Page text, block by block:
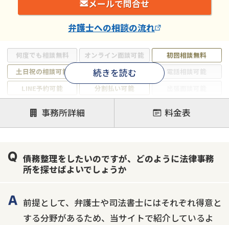
何度でも相談無料 オンライン面談可能
初回相談無料
土日祝の相談可能
19時以降電話可能
電話相談可能
LINE予約可能
分割払い可能
個人再生
時効援用
過払い金返還請求
会社破産・法人破産
住宅ローン
続きを読む
メールで問合せ
弁護士への相談の流れ
事務所詳細 料金表
債務整理をしたいのですが、どのように法律事務
所を探せばよいでしょうか
前提として、弁護士や司法書士にはそれぞれ得意と
する分野があるため、当サイトで紹介しているよ